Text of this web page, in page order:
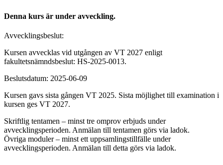
Denna kurs är under avveckling.
Avvecklingsbeslut:
Kursen avvecklas vid utgången av VT 2027 enligt
fakultetsnämndsbeslut: HS-2025-0013.
Beslutsdatum: 2025-06-09
Kursen gavs sista gången VT 2025. Sista möjlighet till examination i
kursen ges VT 2027.
Skriftlig tentamen – minst tre omprov erbjuds under
avvecklingsperioden. Anmälan till tentamen görs via ladok.
Övriga moduler – minst ett uppsamlingstillfälle under
avvecklingsperioden. Anmälan till detta görs via ladok.